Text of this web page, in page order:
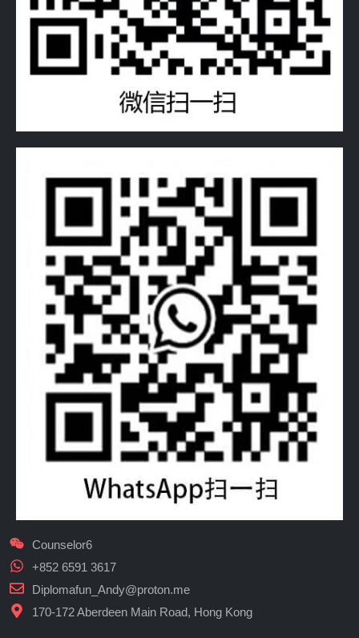
Counselor6
+852 6591 3617
Diplomafun_Andy@proton.me
170-172 Aberdeen Main Road, Hong Kong